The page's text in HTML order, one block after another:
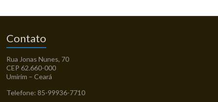
Contato
Rua Jonas Nunes, 70
CEP 62.660-000
Umirim – Ceará
Telefone: 85-99936-7710